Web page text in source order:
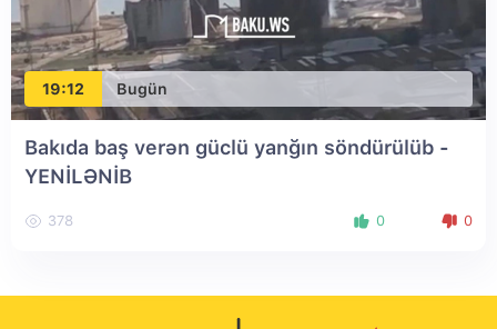
19:12 Bugün
Bakıda baş verən güclü yanğın söndürülüb -
YENİLƏNİB
378 0 0